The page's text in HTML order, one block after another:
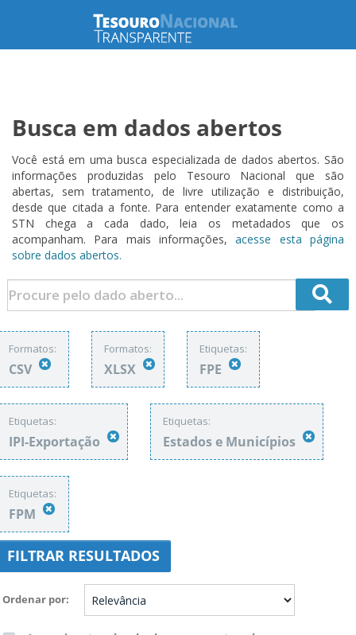
Busca em dados abertos
Você está em uma busca especializada de dados abertos. São
informações produzidas pelo Tesouro Nacional que são
abertas, sem tratamento, de livre utilização e distribuição,
desde que citada a fonte. Para entender exatamente como a
STN chega a cada dado, leia os metadados que os
acompanham. Para mais informações,acesse esta página
sobre dados abertos.
Formatos:
CSV
Formatos:
XLSX
Etiquetas:
FPE
Etiquetas:
IPI-Exportação
Etiquetas:
Estados e Municípios
Etiquetas:
FPM
FILTRAR RESULTADOS
Ordenar por